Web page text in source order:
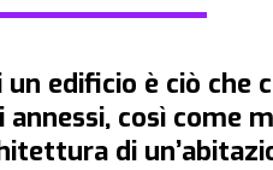
un edificio è ciò
così
di